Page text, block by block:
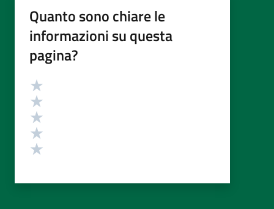
Quanto sono chiare le
informazioni su questa
pagina?
Valutazione